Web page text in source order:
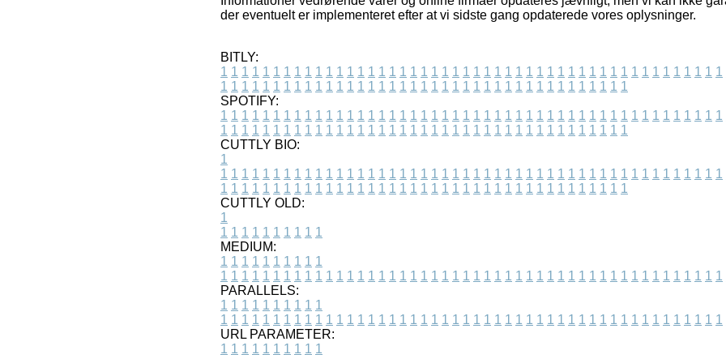
der eventuelt er implementeret efter at vi sidste gang opdaterede vores oplysninger.
BITLY:
1 1 1 1 1 1 1 1 1 1 1 1 1 1 1 1 1 1 1 1 1 1 1 1 1 1 1 1 1 1 1 1 1 1 1 1 1 1 1 1 1 1 1 1 1 1 1 1
1 1 1 1 1 1 1 1 1 1 1 1 1 1 1 1 1 1 1 1 1 1 1 1 1 1 1 1 1 1 1 1 1 1 1 1 1 1 1
SPOTIFY:
1 1 1 1 1 1 1 1 1 1 1 1 1 1 1 1 1 1 1 1 1 1 1 1 1 1 1 1 1 1 1 1 1 1 1 1 1 1 1 1 1 1 1 1 1 1 1 1
1 1 1 1 1 1 1 1 1 1 1 1 1 1 1 1 1 1 1 1 1 1 1 1 1 1 1 1 1 1 1 1 1 1 1 1 1 1 1
CUTTLY BIO:
1
1 1 1 1 1 1 1 1 1 1 1 1 1 1 1 1 1 1 1 1 1 1 1 1 1 1 1 1 1 1 1 1 1 1 1 1 1 1 1 1 1 1 1 1 1 1 1 1
1 1 1 1 1 1 1 1 1 1 1 1 1 1 1 1 1 1 1 1 1 1 1 1 1 1 1 1 1 1 1 1 1 1 1 1 1 1 1
CUTTLY OLD:
1
1 1 1 1 1 1 1 1 1 1
MEDIUM:
1 1 1 1 1 1 1 1 1 1
1 1 1 1 1 1 1 1 1 1 1 1 1 1 1 1 1 1 1 1 1 1 1 1 1 1 1 1 1 1 1 1 1 1 1 1 1 1 1 1 1 1 1 1 1 1 1 1
PARALLELS:
1 1 1 1 1 1 1 1 1 1
1 1 1 1 1 1 1 1 1 1 1 1 1 1 1 1 1 1 1 1 1 1 1 1 1 1 1 1 1 1 1 1 1 1 1 1 1 1 1 1 1 1 1 1 1 1 1 1
URL PARAMETER:
1 1 1 1 1 1 1 1 1 1